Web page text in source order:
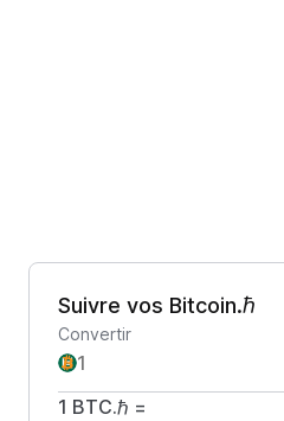
Suivre vos Bitcoin.ℏ
Convertir
1 BTC.ℏ =